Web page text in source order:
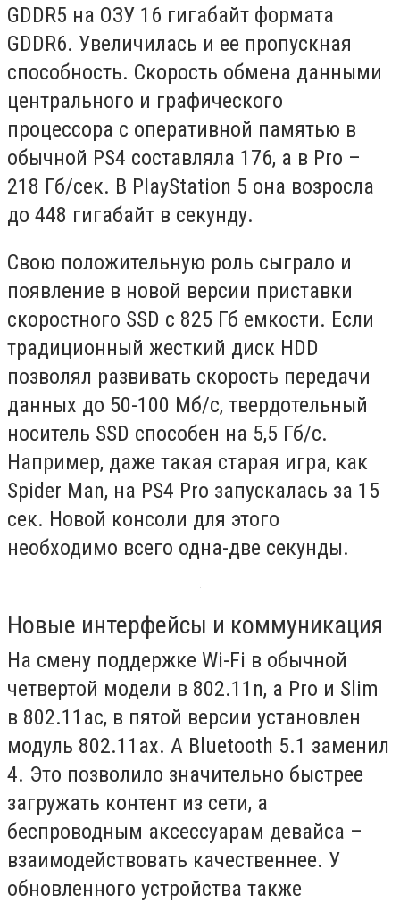
GDDR5 на ОЗУ 16 гигабайт формата
GDDR6. Увеличилась и ее пропускная
способность. Скорость обмена данными
центрального и графического
процессора с оперативной памятью в
обычной PS4 составляла 176, а в Pro –
218 Гб/сек. В PlayStation 5 она возросла
до 448 гигабайт в секунду.
Свою положительную роль сыграло и
появление в новой версии приставки
скоростного SSD с 825 Гб емкости. Если
традиционный жесткий диск HDD
позволял развивать скорость передачи
данных до 50-100 Мб/с, твердотельный
носитель SSD способен на 5,5 Гб/с.
Например, даже такая старая игра, как
Spider Man, на PS4 Pro запускалась за 15
сек. Новой консоли для этого
необходимо всего одна-две секунды.
Новые интерфейсы и коммуникация
На смену поддержке Wi-Fi в обычной
четвертой модели в 802.11n, а Pro и Slim
в 802.11ac, в пятой версии установлен
модуль 802.11ax. А Bluetooth 5.1 заменил
4. Это позволило значительно быстрее
загружать контент из сети, а
беспроводным аксессуарам девайса –
взаимодействовать качественнее. У
обновленного устройства также